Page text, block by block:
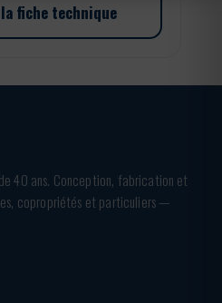
fiche technique
40 ans. Conception, fabrication et
copropriétés et particuliers —